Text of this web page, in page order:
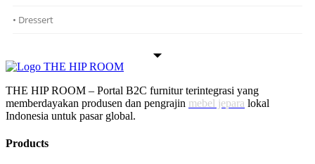
• Dressert
THE HIP ROOM – Portal B2C furnitur terintegrasi yang
memberdayakan produsen dan pengrajin mebel jepara lokal
Indonesia untuk pasar global.
Products